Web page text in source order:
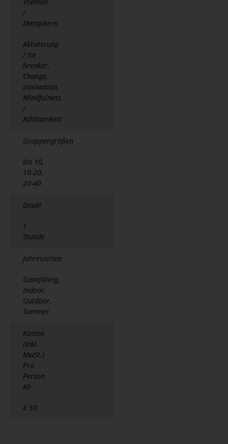
/
Metaphern
Aktivierung
/ Ice
breaker,
Change,
Innovation,
Mindfulness
/
Achtsamkeit
Gruppengrößen
bis 10,
10-20,
20-40
Dauer
1
Stunde
Jahreszeiten
Ganzjährig,
Indoor,
Outdoor,
Sommer
Kosten
(Inkl.
MwSt.)
Pro
Person
Ab
€ 50